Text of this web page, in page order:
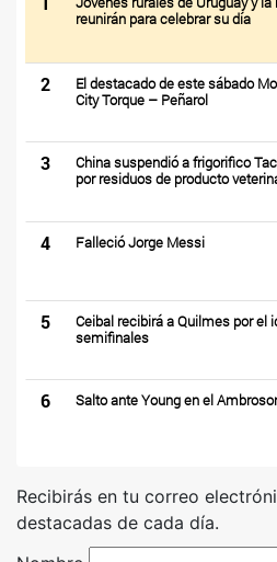
reunirán para celebrar su día
2
El destacado de este sábado
City Torque – Peñarol
3
China suspendió a frigorifico
por residuos de producto
4 Falleció Jorge Messi
5
Ceibal recibirá a Quilmes por el
semifinales
6 Salto ante Young en el
Recibirás en tu correo
destacadas de cada día.